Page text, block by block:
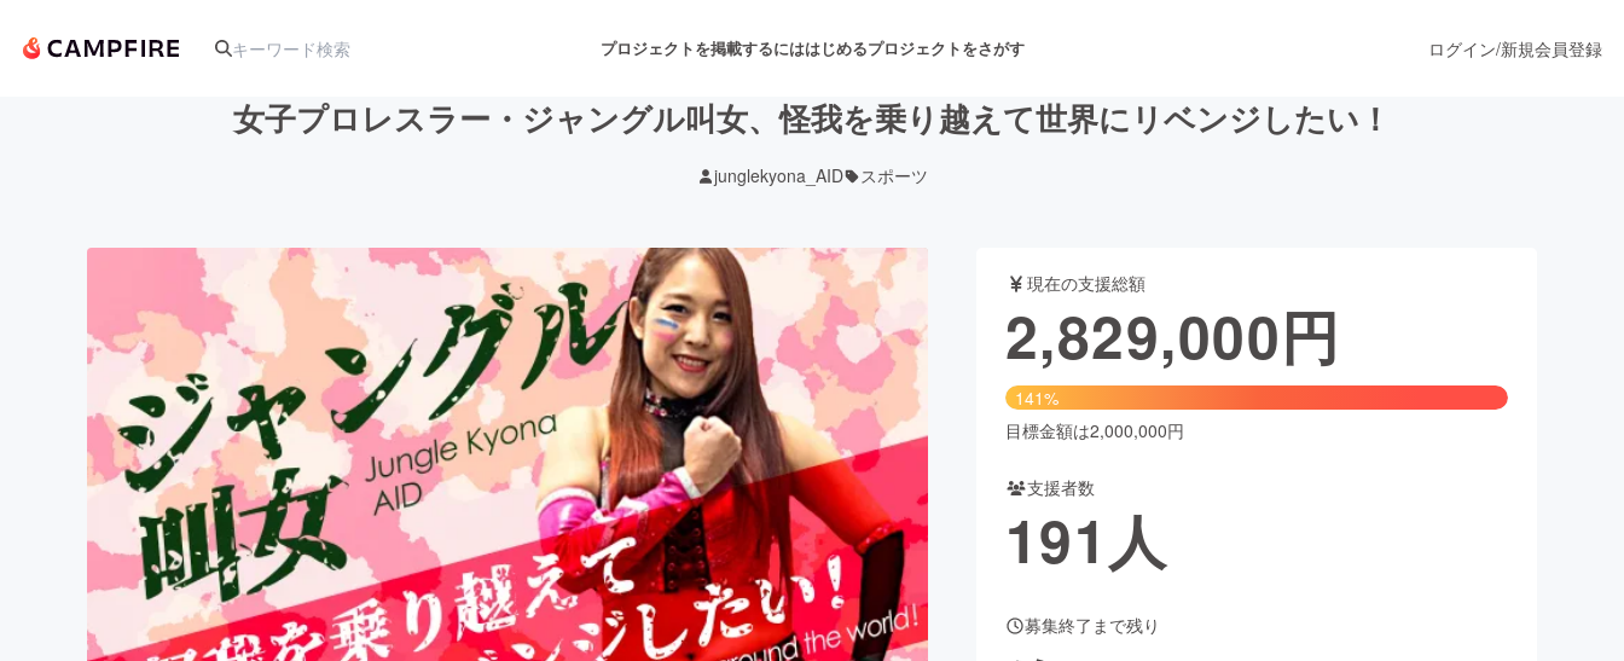
プロジェクトを掲載するにははじめるプロジェクトをさがす
アート・写真 音楽 舞台・パフォーマンス
テクノロジー・ガジェット ゲーム・サービス開発 フード・飲食店 ファッション
映像・映画 書籍・雑誌出版 アニメ・漫画
ビジネス・起業 チャレンジ ビューティー・ヘルスケア
まちづくり・地域活性化
CAMPFIRE for Social GoodCAMPFIRE Creation
ログイン/新規会員登録
女子プロレスラー・ジャングル叫女、怪我を乗り越えて世界にリベンジしたい！
junglekyona_AID スポーツ
現在の支援総額
2,829,000円
141%
目標金額は2,000,000円
支援者数
191人
募集終了まで残り